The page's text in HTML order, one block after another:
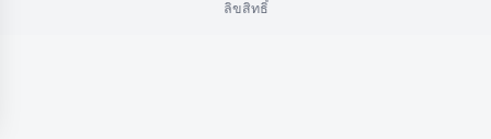
ลิขสิทธิ์